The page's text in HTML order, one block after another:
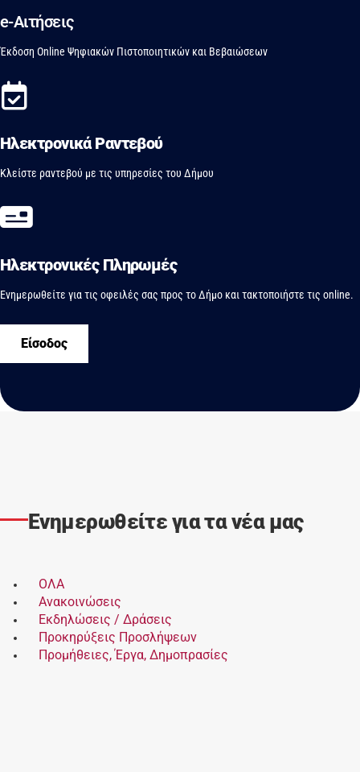
e-Aιτήσεις
Έκδοση Online Ψηφιακών Πιστοποιητικών και Βεβαιώσεων
Ηλεκτρονικά Ραντεβού
Κλείστε ραντεβού με τις υπηρεσίες του Δήμου
Ηλεκτρονικές Πληρωμές
Ενημερωθείτε για τις οφειλές σας προς το Δήμο και τακτοποιήστε τις online.
Είσοδος
Ενημερωθείτε για τα νέα μας
ΟΛΑ
Ανακοινώσεις
Εκδηλώσεις / Δράσεις
Προκηρύξεις Προσλήψεων
Προμήθειες, Έργα, Δημοπρασίες